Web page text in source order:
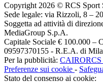
Copyright 2026 © RCS Sport
Sede legale: via Rizzoli, 8 –
Soggetta ad attività di
MediaGroup S.p.A.
Capitale Sociale € 100.000 –
09597370155 - R.E.A. di
Per la pubblicità:
Preferenze sui cookie -
Stato del consenso ai cookie: